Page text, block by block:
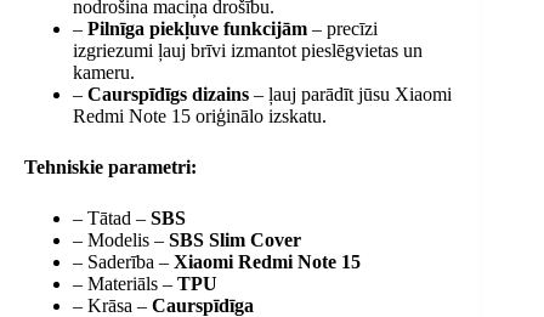
nodrošina maciņa drošību.
– Pilnīga piekļuve funkcijām – precīzi
izgriezumi ļauj brīvi izmantot pieslēgvietas un
kameru.
– Caurspīdīgs dizains – ļauj parādīt jūsu Xiaomi
Redmi Note 15 oriģinālo izskatu.
Tehniskie parametri:
– Tātad – SBS
– Modelis – SBS Slim Cover
– Saderība – Xiaomi Redmi Note 15
– Materiāls – TPU
– Krāsa – Caurspīdīga